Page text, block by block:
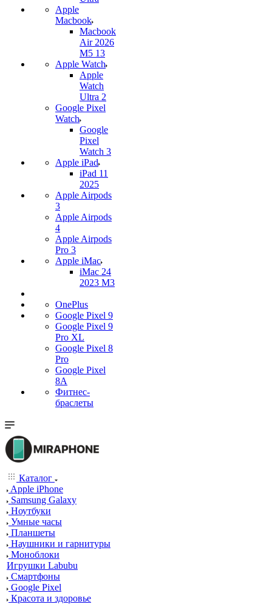
Apple
Macbook
Macbook
Air 2026
M5 13
Apple Watch
Apple
Watch
Ultra 2
Google Pixel
Watch
Google
Pixel
Watch 3
Apple iPad
iPad 11
2025
Apple Airpods
3
Apple Airpods
4
Apple Airpods
Pro 3
Apple iMac
iMac 24
2023 M3
OnePlus
Google Pixel 9
Google Pixel 9
Pro XL
Google Pixel 8
Pro
Google Pixel
8A
Фитнес-
браслеты
Каталог
Apple iPhone
Samsung Galaxy
Ноутбуки
Умные часы
Планшеты
Наушники и гарнитуры
Моноблоки
Игрушки Labubu
Смартфоны
Google Pixel
Красота и здоровье